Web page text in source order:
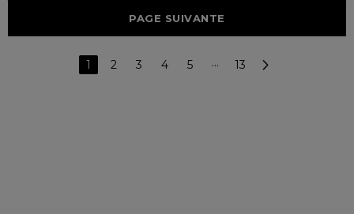
PAGE SUIVANTE
1 2 3 4 5 ··· 13